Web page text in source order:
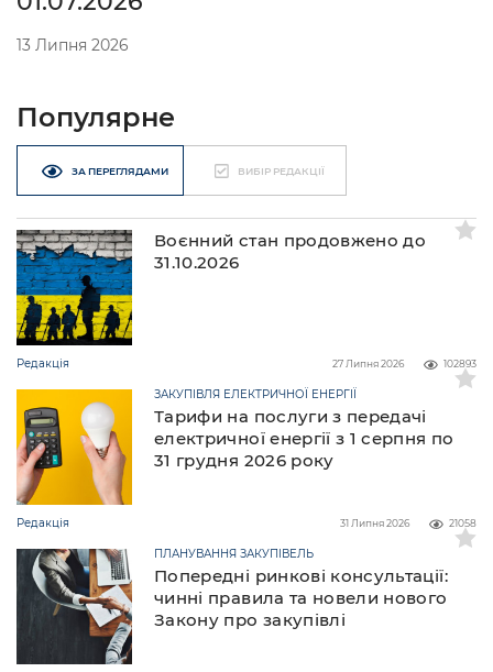
13 Липня 2026
Популярне
ЗА ПЕРЕГЛЯДАМИ ВИБІР РЕДАКЦІЇ
Воєнний стан продовжено до
31.10.2026
Редакція 102893
27 Липня 2026
Тарифи на послуги з передачі
електричної енергії з 1 серпня по
31 грудня 2026 року
ЗАКУПІВЛЯ ЕЛЕКТРИЧНОЇ ЕНЕРГІЇ
Редакція 21058
31 Липня 2026
Попередні ринкові консультації:
чинні правила та новели нового
Закону про закупівлі
ПЛАНУВАННЯ ЗАКУПІВЕЛЬ